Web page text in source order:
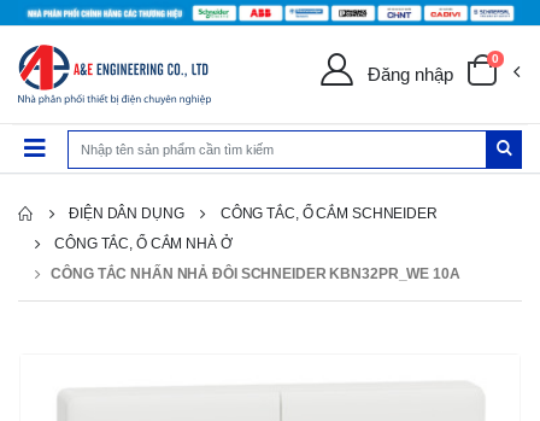
Đăng nhập
0
ĐIỆN DÂN DỤNG
CÔNG TẮC, Ổ CẮM SCHNEIDER
CÔNG TẮC, Ổ CẮM NHÀ Ở
CÔNG TẮC NHẤN NHẢ ĐÔI SCHNEIDER KBN32PR_WE 10A